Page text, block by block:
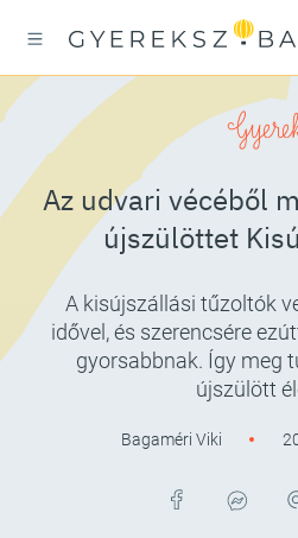
Az udvari vécéből
újszülöttet
A kisújszállási tűzoltók
idővel, és szerencsére
gyorsabbnak. Így meg
újszülött
Bagaméri Viki